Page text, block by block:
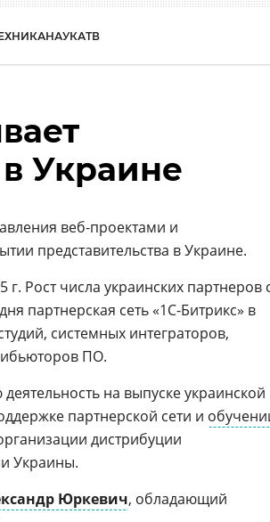
НАУКАТВ
Украине
веб-проектами и
представительства в Украине.
г. Рост числа украинских партнеров
партнерская сеть «1С-Битрикс» в
системных интеграторов,
ПО.
на выпуске украинской
партнерской сети и
дистрибуции
Украины.
Юркевич, обладающий